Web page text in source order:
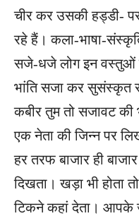
चीर कर उसकी हड्डी-
रहे हैं। कला-भाषा-
सजे-धजे लोग इन वस्तुओं
भांति सजा कर सुसंस्कृत
कबीर तुम तो सजावट की
एक नेता की जिन्न पर
हर तरफ बाजार ही
दिखता। खड़ा भी होता
टिकने कहां देता। आपके